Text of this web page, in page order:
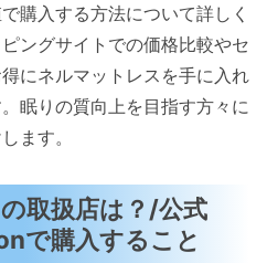
購入する方法について詳しく
ングサイトでの価格比較やセ
にネルマットレスを手に入れ
眠りの質向上を目指す方々に
ます。
取扱店は？/公式
で購入すること